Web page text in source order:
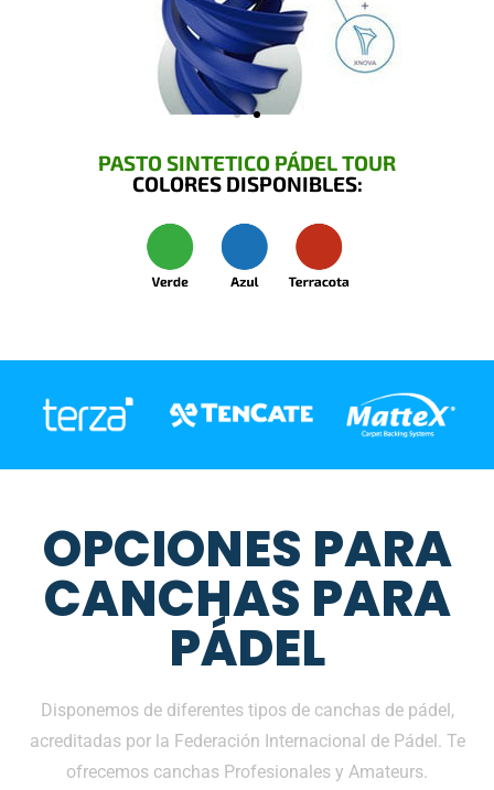
PASTO SINTETICO PÁDEL TOUR
COLORES DISPONIBLES:
OPCIONES PARA
CANCHAS PARA
PÁDEL
Disponemos de diferentes tipos de canchas de pádel,
acreditadas por la Federación Internacional de Pádel. Te
ofrecemos canchas Profesionales y Amateurs.